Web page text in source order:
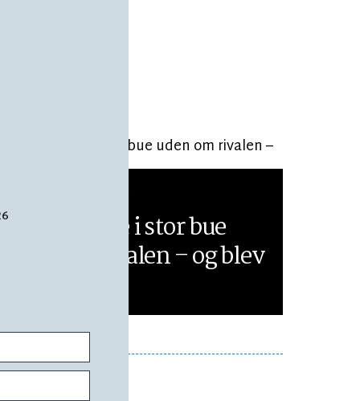
Han cyklede i stor bue
uden om rivalen – og blev